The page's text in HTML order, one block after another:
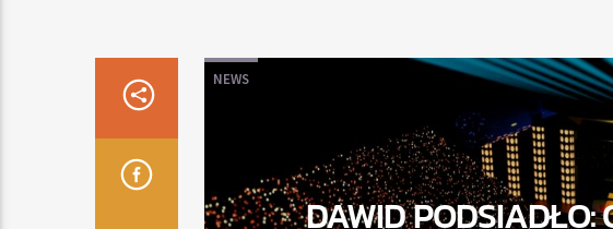
NEWS
DAWID PODSIADŁO: